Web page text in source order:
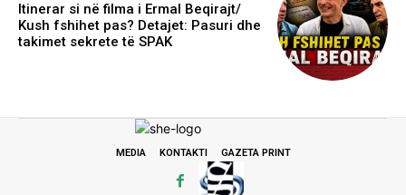
Itinerar si në filma i Ermal Beqirajt/
Kush fshihet pas? Detajet: Pasuri dhe
takimet sekrete të SPAK
MEDIA KONTAKTI GAZETA PRINT